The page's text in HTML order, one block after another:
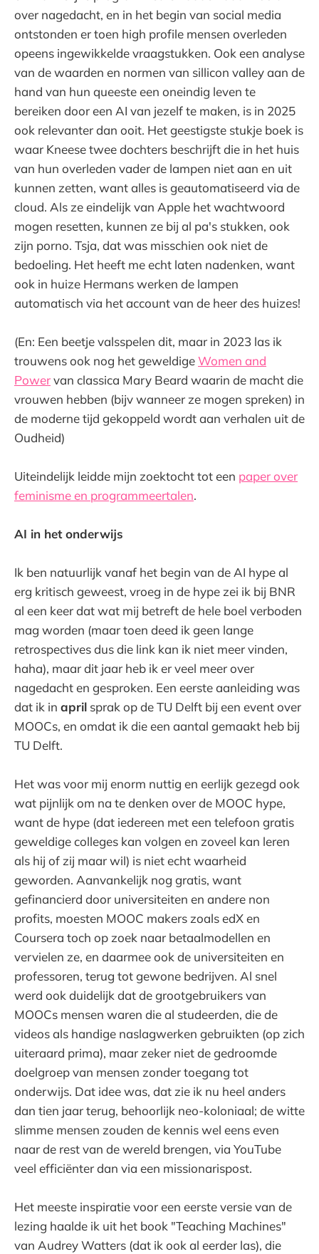
over nagedacht, en in het begin van social media
ontstonden er toen high profile mensen overleden
opeens ingewikkelde vraagstukken. Ook een analyse
van de waarden en normen van sillicon valley aan de
hand van hun queeste een oneindig leven te
bereiken door een AI van jezelf te maken, is in 2025
ook relevanter dan ooit. Het geestigste stukje boek is
waar Kneese twee dochters beschrijft die in het huis
van hun overleden vader de lampen niet aan en uit
kunnen zetten, want alles is geautomatiseerd via de
cloud. Als ze eindelijk van Apple het wachtwoord
mogen resetten, kunnen ze bij al pa's stukken, ook
zijn porno. Tsja, dat was misschien ook niet de
bedoeling. Het heeft me echt laten nadenken, want
ook in huize Hermans werken de lampen
automatisch via het account van de heer des huizes!
(En: Een beetje valsspelen dit, maar in 2023 las ik
trouwens ook nog het geweldigeWomen and
Powervan classica Mary Beard waarin de macht die
vrouwen hebben (bijv wanneer ze mogen spreken) in
de moderne tijd gekoppeld wordt aan verhalen uit de
Oudheid)
Uiteindelijk leidde mijn zoektocht tot een paper over
feminisme en programmeertalen.
AI in het onderwijs
Ik ben natuurlijk vanaf het begin van de AI hype al
erg kritisch geweest, vroeg in de hype zei ik bij BNR
al een keer dat wat mij betreft de hele boel verboden
mag worden (maar toen deed ik geen lange
retrospectives dus die link kan ik niet meer vinden,
haha), maar dit jaar heb ik er veel meer over
nagedacht en gesproken. Een eerste aanleiding was
dat ik in april sprak op de TU Delft bij een event over
MOOCs, en omdat ik die een aantal gemaakt heb bij
TU Delft.
Het was voor mij enorm nuttig en eerlijk gezegd ook
wat pijnlijk om na te denken over de MOOC hype,
want de hype (dat iedereen met een telefoon gratis
geweldige colleges kan volgen en zoveel kan leren
als hij of zij maar wil) is niet echt waarheid
geworden. Aanvankelijk nog gratis, want
gefinancierd door universiteiten en andere non
profits, moesten MOOC makers zoals edX en
Coursera toch op zoek naar betaalmodellen en
vervielen ze, en daarmee ook de universiteiten en
professoren, terug tot gewone bedrijven. Al snel
werd ook duidelijk dat de grootgebruikers van
MOOCs mensen waren die al studeerden, die de
videos als handige naslagwerken gebruikten (op zich
uiteraard prima), maar zeker niet de gedroomde
doelgroep van mensen zonder toegang tot
onderwijs. Dat idee was, dat zie ik nu heel anders
dan tien jaar terug, behoorlijk neo-koloniaal; de witte
slimme mensen zouden de kennis wel eens even
naar de rest van de wereld brengen, via YouTube
veel efficiënter dan via een missionarispost.
Het meeste inspiratie voor een eerste versie van de
lezing haalde ik uit het book "Teaching Machines"
van Audrey Watters (dat ik ook al eerder las), die